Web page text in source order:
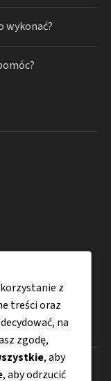
wykonać?
z
treści oraz
na
zgodę,
, aby
, aby odrzucić